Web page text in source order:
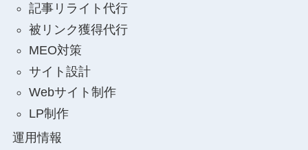
記事リライト代行
被リンク獲得代行
MEO対策
サイト設計
Webサイト制作
LP制作
運用情報